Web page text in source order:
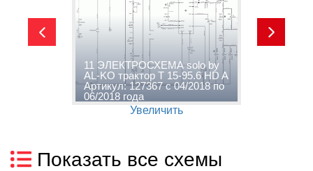
11 ЭЛЕКТРОСХЕМА solo by
AL-KO трактор T 15-95.6 HD A
Артикул: 127367 с 04/2018 по
06/2018 года
Увеличить
Показать все схемы